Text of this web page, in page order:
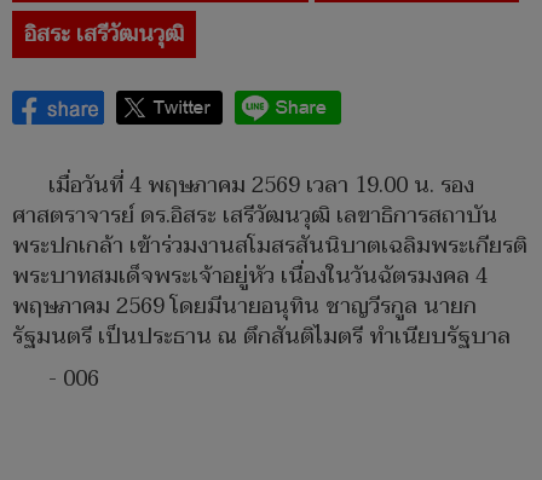
อิสระ เสรีวัฒนวุฒิ
เมื่อวันที่ 4 พฤษภาคม 2569 เวลา 19.00 น. รอง
ศาสตราจารย์ ดร.อิสระ เสรีวัฒนวุฒิ เลขาธิการสถาบัน
พระปกเกล้า เข้าร่วมงานสโมสรสันนิบาตเฉลิมพระเกียรติ
พระบาทสมเด็จพระเจ้าอยู่หัว เนื่องในวันฉัตรมงคล 4
พฤษภาคม 2569 โดยมีนายอนุทิน ชาญวีรกูล นายก
รัฐมนตรี เป็นประธาน ณ ตึกสันติไมตรี ทำเนียบรัฐบาล
- 006